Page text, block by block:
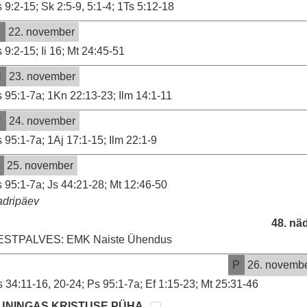
9:2-15; Sk 2:5-9, 5:1-4; 1Ts 5:12-18
22. november
9:2-15; Ii 16; Mt 24:45-51
23. november
95:1-7a; 1Kn 22:13-23; Ilm 14:1-11
24. november
95:1-7a; 1Aj 17:1-15; Ilm 22:1-9
25. november
95:1-7a; Js 44:21-28; Mt 12:46-50
48.
EMK Naiste Ühendus
P
26.
34:11-16, 20-24; Ps 95:1-7a; Ef 1:15-23; Mt 25:31-46